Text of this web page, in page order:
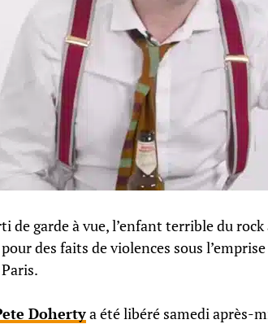
de garde à vue, l’enfant terrible du
des faits de violences sous
Dohertya été libéré samedi après-